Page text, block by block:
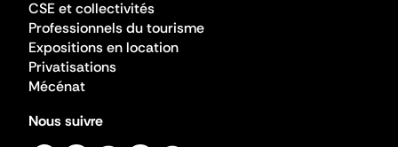
CSE et collectivités
Professionnels du tourisme
Expositions en location
Privatisations
Mécénat
Nous suivre